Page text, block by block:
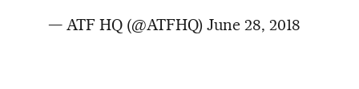
— ATF HQ (@ATFHQ) June 28, 2018